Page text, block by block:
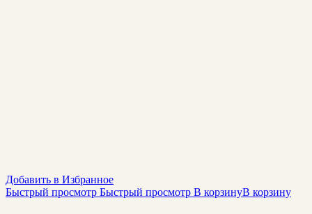
Добавить в Избранное
Быстрый просмотр Быстрый просмотр В корзинуВ корзину